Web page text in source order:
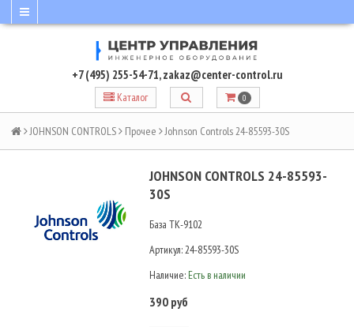
+7 (495) 255-54-71,zakaz@center-control.ru
Каталог 0
JOHNSON CONTROLS Прочее Johnson Controls 24-85593-30S
JOHNSON CONTROLS 24-85593-
30S
База ТК-9102
Артикул:24-85593-30S
Наличие: Есть в наличии
390 руб